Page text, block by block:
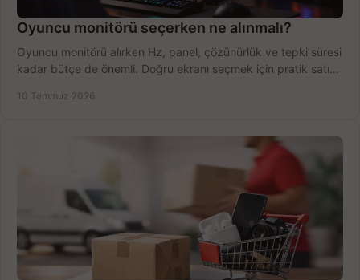
Oyuncu monitörü seçerken ne alınmalı?
Oyuncu monitörü alırken Hz, panel, çözünürlük ve tepki süresi
kadar bütçe de önemli. Doğru ekranı seçmek için pratik satın
10 Temmuz 2026